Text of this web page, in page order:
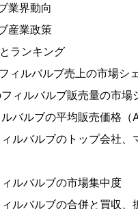
業界動向
産業政策
ランキング
ィルバルブ売上の市場シ
ィルバルブ販売量の市場
バルブの平均販売価格
ルバルブのトップ会社
ルバルブの市場集中度
ルバルブの合併と買収、